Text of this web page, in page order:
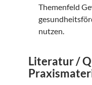
Themenfeld
nutzen.
Literatur /